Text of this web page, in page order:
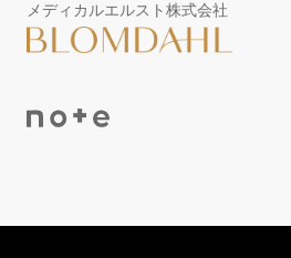
メディカルエルスト株式会社